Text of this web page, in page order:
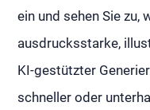
ein und sehen Sie zu,
ausdrucksstarke,
KI-gestützter
schneller oder